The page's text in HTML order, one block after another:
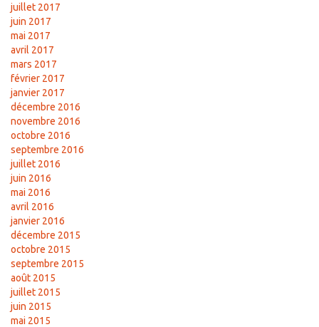
juillet 2017
juin 2017
mai 2017
avril 2017
mars 2017
février 2017
janvier 2017
décembre 2016
novembre 2016
octobre 2016
septembre 2016
juillet 2016
juin 2016
mai 2016
avril 2016
janvier 2016
décembre 2015
octobre 2015
septembre 2015
août 2015
juillet 2015
juin 2015
mai 2015